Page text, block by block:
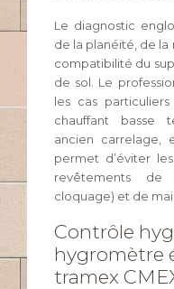
Le diagnostic
de la planéité, de
compatibilité du
de sol. Le
les cas
chauffant basse
ancien carrelage,
permet d’éviter
revêtements de
cloquage) et de
Contrôle
hygromètre
tramex